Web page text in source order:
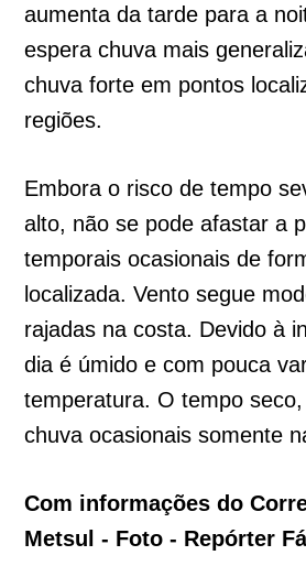
aumenta da tarde para a
espera chuva mais
chuva forte em pontos
regiões.
Embora o risco de tempo
alto, não se pode afastar a
temporais ocasionais de
localizada. Vento segue
rajadas na costa. Devido à
dia é úmido e com pouca
temperatura. O tempo
chuva ocasionais somente
Com informações do
Metsul - Foto - Repórter